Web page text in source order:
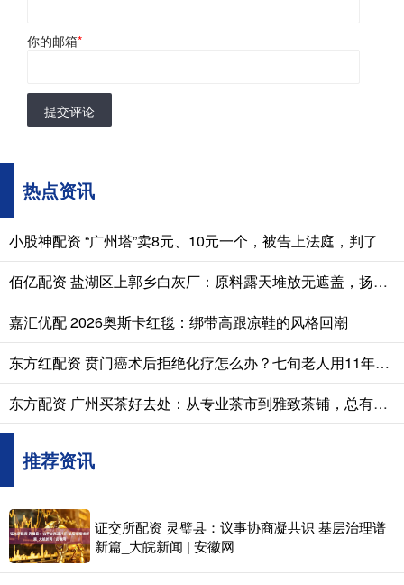
你的邮箱*
提交评论
热点资讯
小股神配资 “广州塔”卖8元、10元一个，被告上法庭，判了
佰亿配资 盐湖区上郭乡白灰厂：原料露天堆放无遮盖，扬尘污染隐患突出
嘉汇优配 2026奥斯卡红毯：绑带高跟凉鞋的风格回潮
东方红配资 贲门癌术后拒绝化疗怎么办？七旬老人用11年安稳生活，给出了答案
东方配资 广州买茶好去处：从专业茶市到雅致茶铺，总有一款适合你
推荐资讯
证交所配资 灵璧县：议事协商凝共识 基层治理谱
新篇_大皖新闻 | 安徽网